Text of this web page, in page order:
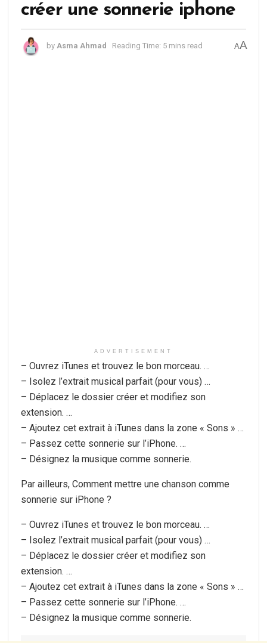
créer une sonnerie iphone
by Asma Ahmad Reading Time: 5 mins read AA
ADVERTISEMENT
– Ouvrez iTunes et trouvez le bon morceau. …
– Isolez l’extrait musical parfait (pour vous) …
– Déplacez le dossier créer et modifiez son
extension. …
– Ajoutez cet extrait à iTunes dans la zone « Sons » …
– Passez cette sonnerie sur l’iPhone. …
– Désignez la musique comme sonnerie.
Par ailleurs, Comment mettre une chanson comme
sonnerie sur iPhone ?
– Ouvrez iTunes et trouvez le bon morceau. …
– Isolez l’extrait musical parfait (pour vous) …
– Déplacez le dossier créer et modifiez son
extension. …
– Ajoutez cet extrait à iTunes dans la zone « Sons » …
– Passez cette sonnerie sur l’iPhone. …
– Désignez la musique comme sonnerie.